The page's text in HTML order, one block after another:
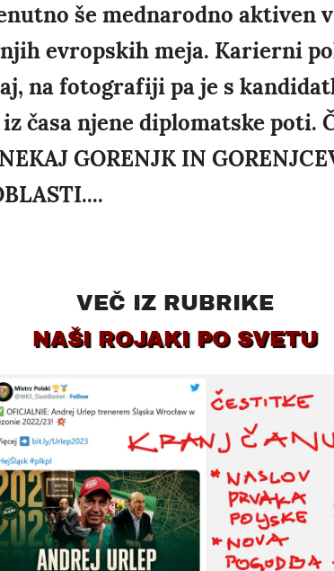
še mednarodno aktiven
evropskih meja. Karierni
na fotografiji pa je s
časa njene diplomatske poti.
GORENJK IN
VEČ IZ RUBRIKE
NAŠI ROJAKI PO SVETU